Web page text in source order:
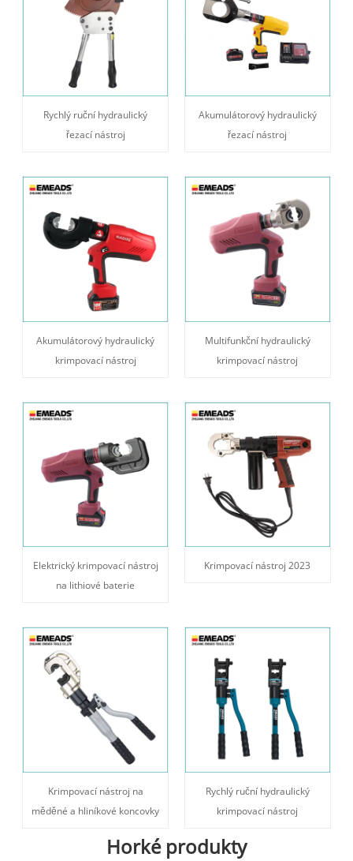
Rychlý ruční hydraulický
řezací nástroj
Akumulátorový hydraulický
řezací nástroj
Akumulátorový hydraulický
krimpovací nástroj
Multifunkční hydraulický
krimpovací nástroj
Elektrický krimpovací nástroj
na lithiové baterie
Krimpovací nástroj 2023
Krimpovací nástroj na
měděné a hliníkové koncovky
Rychlý ruční hydraulický
krimpovací nástroj
Horké produkty